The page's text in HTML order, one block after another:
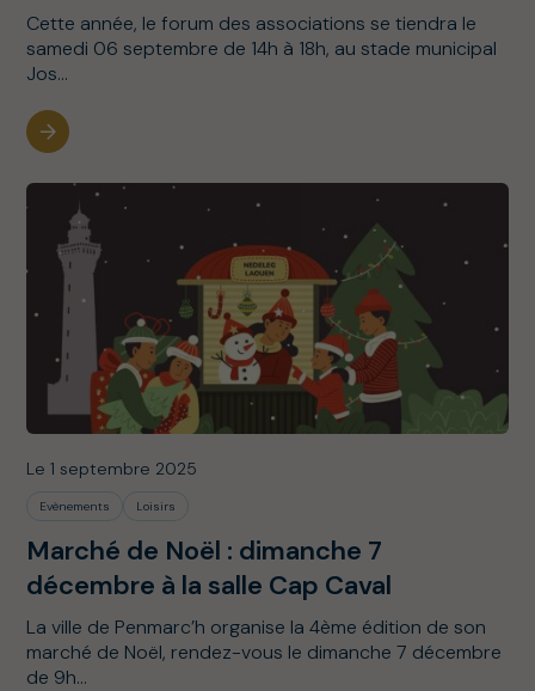
Cette année, le forum des associations se tiendra le
samedi 06 septembre de 14h à 18h, au stade municipal
Jos...
Le 1 septembre 2025
Evènements Loisirs
Marché de Noël : dimanche 7
décembre à la salle Cap Caval
La ville de Penmarc’h organise la 4ème édition de son
marché de Noël, rendez-vous le dimanche 7 décembre
de 9h...